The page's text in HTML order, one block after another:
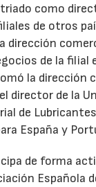
como
de otros
dirección
de la filial
la dirección
director de la
de
España y
de forma
Española